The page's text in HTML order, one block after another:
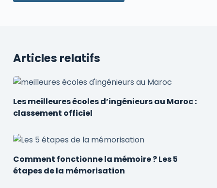
Articles relatifs
Les meilleures écoles d’ingénieurs au Maroc :
classement officiel
Comment fonctionne la mémoire ? Les 5
étapes de la mémorisation